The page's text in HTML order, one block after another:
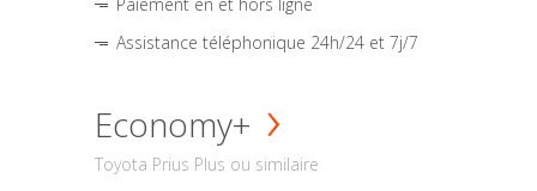
Assistance téléphonique 24h/24 et 7j/7
Economy+
Toyota Prius Plus ou similaire